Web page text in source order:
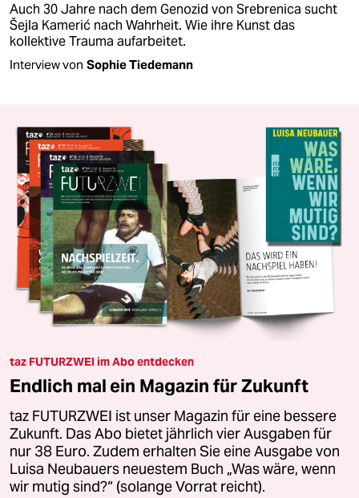
Auch 30 Jahre nach dem Genozid von Srebrenica sucht
Šejla Kamerić nach Wahrheit. Wie ihre Kunst das
kollektive Trauma aufarbeitet.
Interview von Sophie Tiedemann
taz FUTURZWEI im Abo entdecken
Endlich mal ein Magazin für Zukunft
taz FUTURZWEI ist unser Magazin für eine bessere
Zukunft. Das Abo bietet jährlich vier Ausgaben für
nur 38 Euro. Zudem erhalten Sie eine Ausgabe von
Luisa Neubauers neuestem Buch „Was wäre, wenn
wir mutig sind?“ (solange Vorrat reicht).